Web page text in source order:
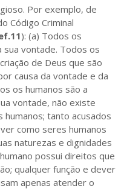
Por exemplo, de
Código Criminal
): (a) Todos os
sua vontade. Todos os
de Deus que são
causa da vontade e da
os humanos são a
vontade, não existe
tanto acusados
como seres humanos
naturezas e dignidades
possui direitos que
qualquer função e dever
apenas atender o